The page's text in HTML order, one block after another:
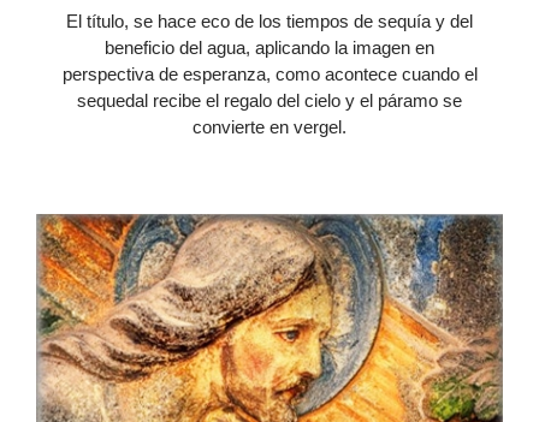
El título, se hace eco de los tiempos de sequía y del
beneficio del agua, aplicando la imagen en
perspectiva de esperanza, como acontece cuando el
sequedal recibe el regalo del cielo y el páramo se
convierte en vergel.